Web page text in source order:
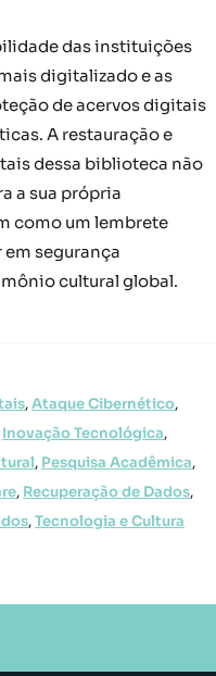
das instituições
digitalizado e as
de acervos digitais
A restauração e
dessa biblioteca não
a sua própria
como um lembrete
segurança
cultural global.
,Ataque Cibernético,
Inovação Tecnológica,
, Pesquisa Acadêmica,
, Recuperação de Dados,
,Tecnologia e Cultura